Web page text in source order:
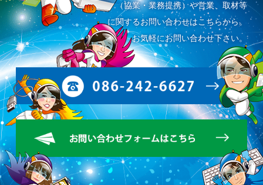
（協業・業務提携）や営業、取材等
に関するお問い合わせはこちらから。
お気軽にお問い合わせ下さい。